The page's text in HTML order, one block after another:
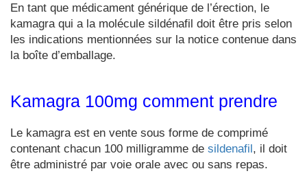
En tant que médicament générique de l’érection, le
kamagra qui a la molécule sildénafil doit être pris selon
les indications mentionnées sur la notice contenue dans
la boîte d’emballage.
Kamagra 100mg comment prendre
Le kamagra est en vente sous forme de comprimé
contenant chacun 100 milligramme de sildenafil, il doit
être administré par voie orale avec ou sans repas.